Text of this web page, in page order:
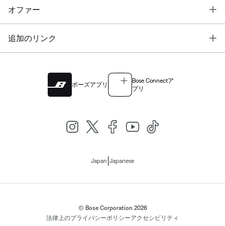
オファー
追加のリンク
ボーズアプリ
Bose Connectア
プリ
Japan Japanese
© Bose Corporation 2026
法律上のプライバシーポリシーアクセシビリティ